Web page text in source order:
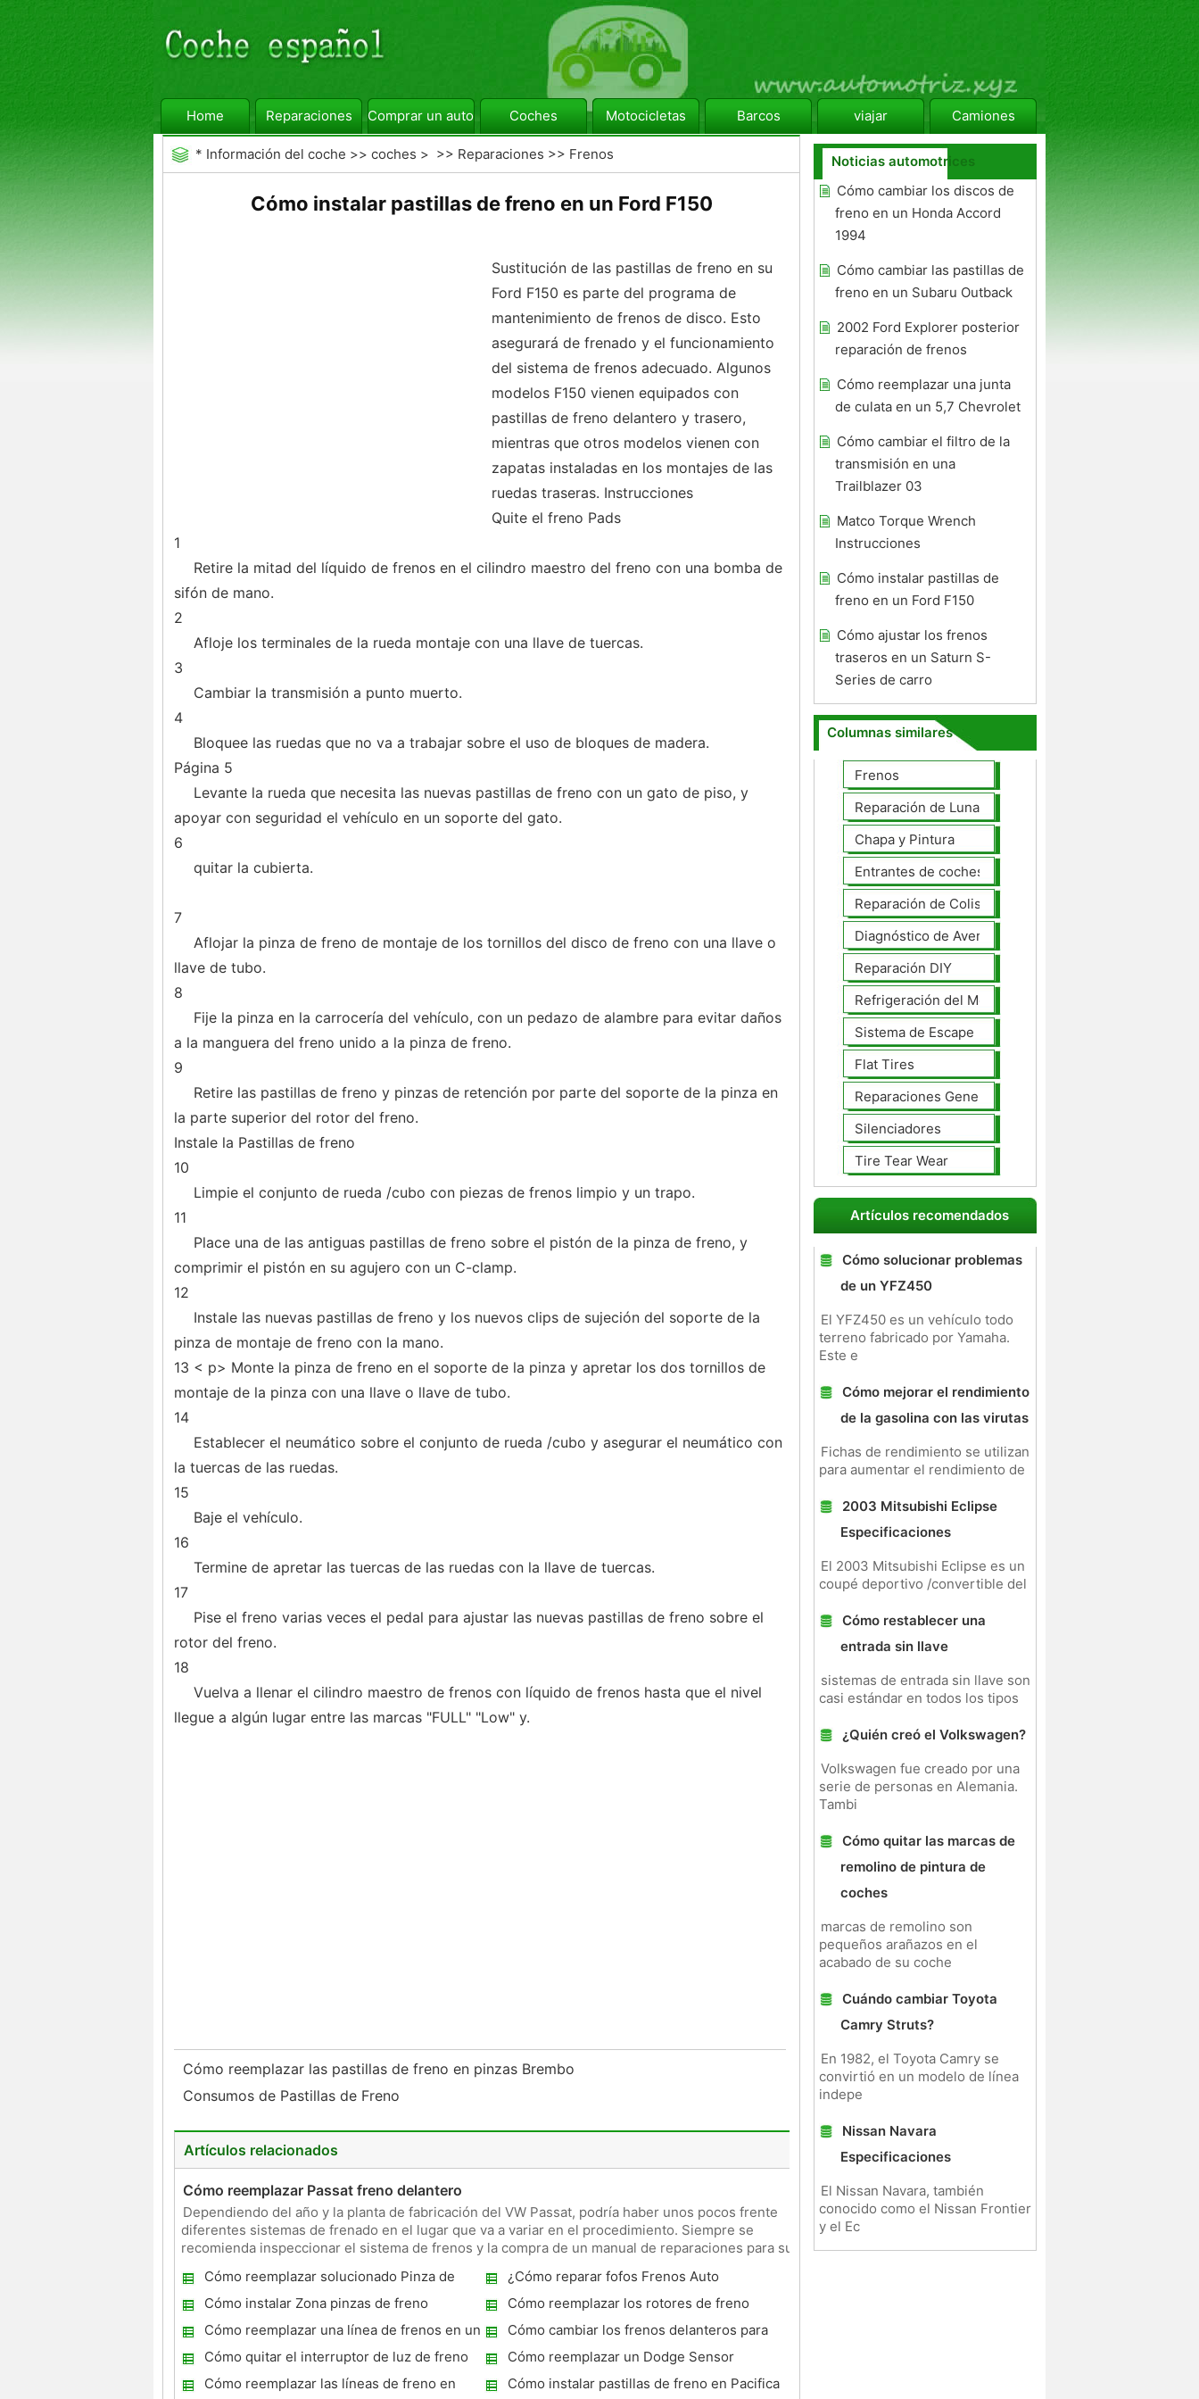
Home Reparaciones Comprar un automóvil Coches Motocicletas Barcos viajar Camiones
* Información del coche >> coches > >> Reparaciones >> Frenos
Cómo instalar pastillas de freno en un Ford F150
Sustitución de las pastillas de freno en su
Ford F150 es parte del programa de
mantenimiento de frenos de disco. Esto
asegurará de frenado y el funcionamiento
del sistema de frenos adecuado. Algunos
modelos F150 vienen equipados con
pastillas de freno delantero y trasero,
mientras que otros modelos vienen con
zapatas instaladas en los montajes de las
ruedas traseras. Instrucciones
Quite el freno Pads
1
Retire la mitad del líquido de frenos en el cilindro maestro del freno con una bomba de
sifón de mano.
2
Afloje los terminales de la rueda montaje con una llave de tuercas.
3
Cambiar la transmisión a punto muerto.
4
Bloquee las ruedas que no va a trabajar sobre el uso de bloques de madera.
Página 5
Levante la rueda que necesita las nuevas pastillas de freno con un gato de piso, y
apoyar con seguridad el vehículo en un soporte del gato.
6
quitar la cubierta.
7
Aflojar la pinza de freno de montaje de los tornillos del disco de freno con una llave o
llave de tubo.
8
Fije la pinza en la carrocería del vehículo, con un pedazo de alambre para evitar daños
a la manguera del freno unido a la pinza de freno.
9
Retire las pastillas de freno y pinzas de retención por parte del soporte de la pinza en
la parte superior del rotor del freno.
Instale la Pastillas de freno
10
Limpie el conjunto de rueda /cubo con piezas de frenos limpio y un trapo.
11
Place una de las antiguas pastillas de freno sobre el pistón de la pinza de freno, y
comprimir el pistón en su agujero con un C-clamp.
12
Instale las nuevas pastillas de freno y los nuevos clips de sujeción del soporte de la
pinza de montaje de freno con la mano.
13 < p> Monte la pinza de freno en el soporte de la pinza y apretar los dos tornillos de
montaje de la pinza con una llave o llave de tubo.
14
Establecer el neumático sobre el conjunto de rueda /cubo y asegurar el neumático con
la tuercas de las ruedas.
15
Baje el vehículo.
16
Termine de apretar las tuercas de las ruedas con la llave de tuercas.
17
Pise el freno varias veces el pedal para ajustar las nuevas pastillas de freno sobre el
rotor del freno.
18
Vuelva a llenar el cilindro maestro de frenos con líquido de frenos hasta que el nivel
llegue a algún lugar entre las marcas "FULL" "Low" y.
Cómo reemplazar las pastillas de freno en pinzas Brembo
Consumos de Pastillas de Freno
Artículos relacionados
Cómo reemplazar Passat freno delantero
Dependiendo del año y la planta de fabricación del VW Passat, podría haber unos pocos frente
diferentes sistemas de frenado en el lugar que va a variar en el procedimiento. Siempre se
recomienda inspeccionar el sistema de frenos y la compra de un manual de reparaciones para su
Cómo reemplazar solucionado Pinza de
freno Pads
¿Cómo reparar fofos Frenos Auto
Cómo instalar Zona pinzas de freno
automático
Cómo reemplazar los rotores de freno
traseras en un Lumina 1993
Cómo reemplazar una línea de frenos en un
Plymouth Neon
Cómo cambiar los frenos delanteros para
una Dodge Ram 2001
Cómo quitar el interruptor de luz de freno
en una Silverado 2001
Cómo reemplazar un Dodge Sensor
Cómo reemplazar las líneas de freno en
Cómo instalar pastillas de freno en Pacifica
Noticias automotrices
Cómo cambiar los discos de
freno en un Honda Accord
1994
Cómo cambiar las pastillas de
freno en un Subaru Outback
2002 Ford Explorer posterior
reparación de frenos
Cómo reemplazar una junta
de culata en un 5,7 Chevrolet
Cómo cambiar el filtro de la
transmisión en una
Trailblazer 03
Matco Torque Wrench
Instrucciones
Cómo instalar pastillas de
freno en un Ford F150
Cómo ajustar los frenos
traseros en un Saturn S-
Series de carro
Columnas similares
Frenos
Reparación de Lunas
Chapa y Pintura
Entrantes de coches
Reparación de Colisiones
Diagnóstico de Averías
Reparación DIY
Refrigeración del Motor
Sistema de Escape
Flat Tires
Reparaciones Generales
Silenciadores
Tire Tear Wear
Artículos recomendados
Cómo solucionar problemas
de un YFZ450
El YFZ450 es un vehículo todo
terreno fabricado por Yamaha.
Este e
Cómo mejorar el rendimiento
de la gasolina con las virutas
Fichas de rendimiento se utilizan
para aumentar el rendimiento de
2003 Mitsubishi Eclipse
Especificaciones
El 2003 Mitsubishi Eclipse es un
coupé deportivo /convertible del
Cómo restablecer una
entrada sin llave
sistemas de entrada sin llave son
casi estándar en todos los tipos
¿Quién creó el Volkswagen?
Volkswagen fue creado por una
serie de personas en Alemania.
Tambi
Cómo quitar las marcas de
remolino de pintura de
coches
marcas de remolino son
pequeños arañazos en el
acabado de su coche
Cuándo cambiar Toyota
Camry Struts?
En 1982, el Toyota Camry se
convirtió en un modelo de línea
indepe
Nissan Navara
Especificaciones
El Nissan Navara, también
conocido como el Nissan Frontier
y el Ec